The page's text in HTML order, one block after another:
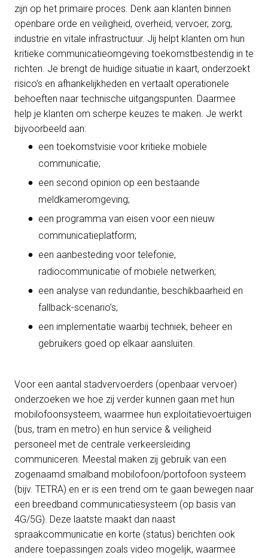
zijn op het primaire proces. Denk aan klanten binnen
openbare orde en veiligheid, overheid, vervoer, zorg,
industrie en vitale infrastructuur. Jij helpt klanten om hun
kritieke communicatieomgeving toekomstbestendig in te
richten. Je brengt de huidige situatie in kaart, onderzoekt
risico’s en afhankelijkheden en vertaalt operationele
behoeften naar technische uitgangspunten. Daarmee
help je klanten om scherpe keuzes te maken. Je werkt
bijvoorbeeld aan:
een toekomstvisie voor kritieke mobiele
communicatie;
een second opinion op een bestaande
meldkameromgeving;
een programma van eisen voor een nieuw
communicatieplatform;
een aanbesteding voor telefonie,
radiocommunicatie of mobiele netwerken;
een analyse van redundantie, beschikbaarheid en
fallback-scenario’s;
een implementatie waarbij techniek, beheer en
gebruikers goed op elkaar aansluiten.
Voor een aantal stadvervoerders (openbaar vervoer)
onderzoeken we hoe zij verder kunnen gaan met hun
mobilofoonsysteem, waarmee hun exploitatievoertuigen
(bus, tram en metro) en hun service & veiligheid
personeel met de centrale verkeersleiding
communiceren. Meestal maken zij gebruik van een
zogenaamd smalband mobilofoon/portofoon systeem
(bijv. TETRA) en er is een trend om te gaan bewegen naar
een breedband communicatiesysteem (op basis van
4G/5G). Deze laatste maakt dan naast
spraakcommunicatie en korte (status) berichten ook
andere toepassingen zoals video mogelijk, waarmee